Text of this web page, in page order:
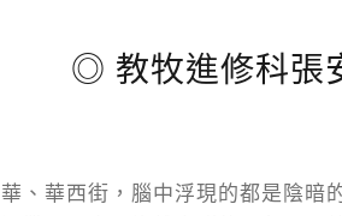
◎ 教牧進修科張
、華西街，腦中浮現的都是陰暗